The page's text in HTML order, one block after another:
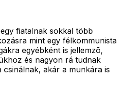
fiatalnak sokkal több
mint egy félkommunista
egyébként is jellemzõ,
és nagyon rá tudnak
akár a munkára is